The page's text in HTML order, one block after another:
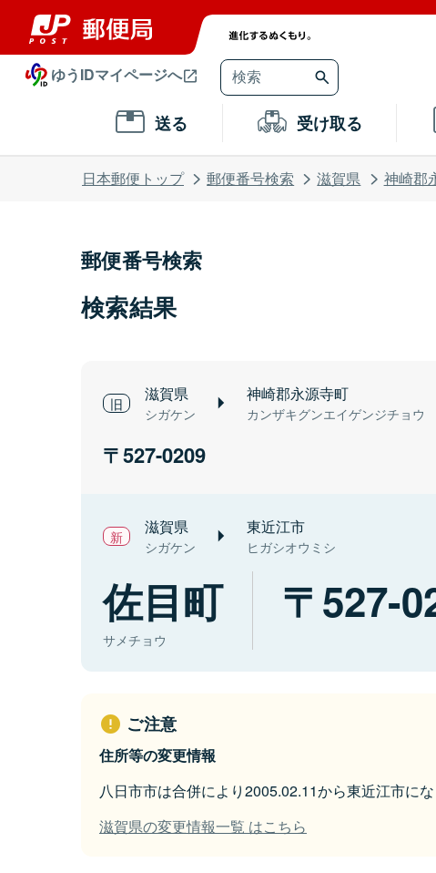
ゆうIDマイページへ
送る 受け取る
日本郵便トップ 郵便番号検索 滋賀県 神崎郡
郵便番号検索
検索結果
滋賀県
シガケン
神崎郡永源寺町
カンザキグンエイゲンジチョウ
527-0209
滋賀県
シガケン
東近江市
ヒガシオウミシ
佐目町
サメチョウ
527-
ご注意
住所等の変更情報
八日市市は合併により2005.02.11から東近江市に
滋賀県の変更情報一覧 はこちら